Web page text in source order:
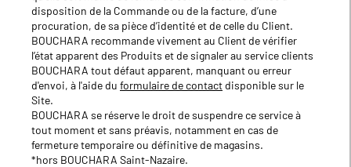
disposition de la Commande ou de la facture, d’une
procuration, de sa pièce d’identité et de celle du Client.
BOUCHARA recommande vivement au Client de vérifier
l’état apparent des Produits et de signaler au service clients
BOUCHARA tout défaut apparent, manquant ou erreur
d'envoi, à l'aide du formulaire de contact disponible sur le
Site.
BOUCHARA se réserve le droit de suspendre ce service à
tout moment et sans préavis, notamment en cas de
fermeture temporaire ou définitive de magasins.
*hors BOUCHARA Saint-Nazaire.